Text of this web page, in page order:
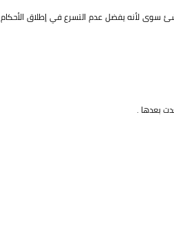
سوى لأنه يفضل عدم التسرع في إطلاق
بعدها .